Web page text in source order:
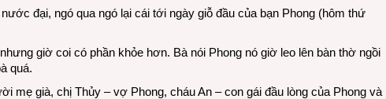
tô
Tàu
đại, ngó qua ngó lại cái tới ngày giỗ đầu của bạn Phong (hôm thứ
giờ coi có phần khỏe hơn. Bà nói Phong nó giờ leo lên bàn thờ ngồi
quá.
mẹ già, chị Thủy – vợ Phong, cháu An – con gái đầu lòng của Phong và